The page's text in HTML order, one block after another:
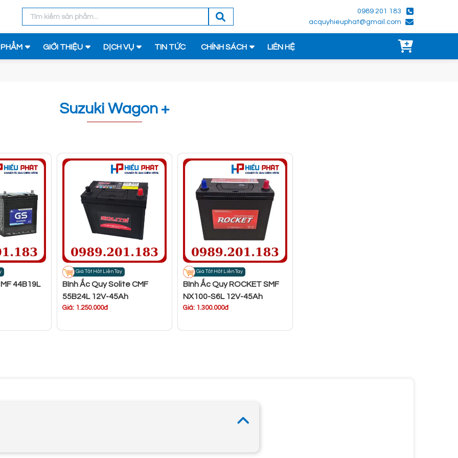
0989 201 183
acquyhieuphat@gmail.com
GIỚI THIỆU DỊCH VỤ TIN TỨC CHÍNH SÁCH LIÊN HỆ
Suzuki Wagon +
44B19L
Giá Tốt Hốt Liền Tay
Bình Ắc Quy Solite CMF
55B24L 12V-45Ah
Giá: 1.250.000đ
Giá Tốt Hốt Liền Tay
Bình Ắc Quy ROCKET SMF
NX100-S6L 12V-45Ah
Giá: 1.300.000đ